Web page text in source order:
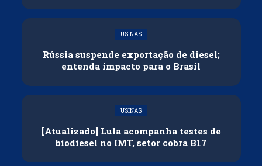
USINAS
Rússia suspende exportação de diesel;
entenda impacto para o Brasil
USINAS
[Atualizado] Lula acompanha testes de
biodiesel no IMT, setor cobra B17